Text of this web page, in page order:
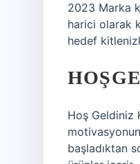
2023 Marka
harici olarak
hedef
Hoş Geldiniz
başladıktan